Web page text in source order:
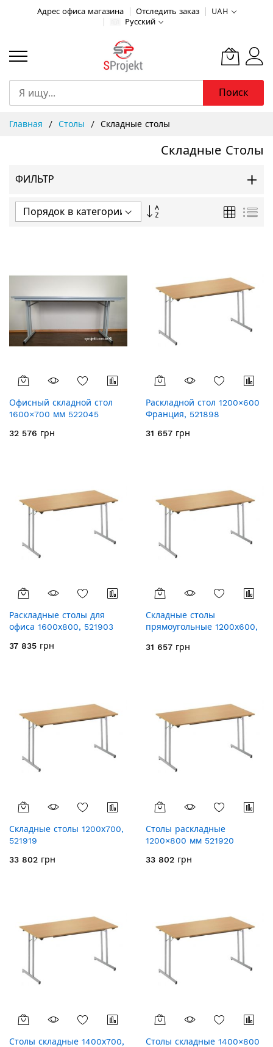
Адрес офиса магазина Отследить заказ
UAH
Русский
Поиск
Главная Столы Складные столы
Складные Столы
ФИЛЬТР
Задать
Сетка
Офисный складной стол
1600×700 мм 522045
32 576 грн
Раскладной стол 1200×600
Франция, 521898
31 657 грн
Раскладные столы для
офиса 1600х800, 521903
37 835 грн
Складные столы
прямоугольные 1200х600,
31 657 грн
Складные столы 1200х700,
521919
33 802 грн
Столы раскладные
1200×800 мм 521920
33 802 грн
Столы складные 1400х700,
Столы складные 1400×800